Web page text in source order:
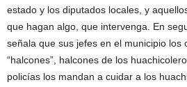
estado y los diputados locales, y
que hagan algo, que intervenga. En
señala que sus jefes en el municipio los
“halcones”, halcones de los
policías los mandan a cuidar a los